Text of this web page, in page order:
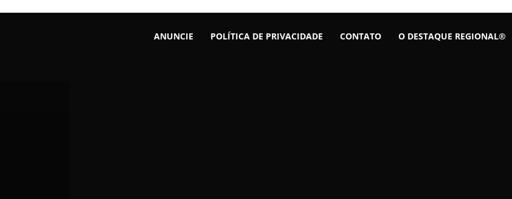
ANUNCIE POLÍTICA DE PRIVACIDADE CONTATO O DESTAQUE REGIONAL®